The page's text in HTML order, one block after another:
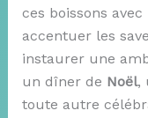
ces boissons
accentuer les
instaurer une
un dîner de Noël,
toute autre